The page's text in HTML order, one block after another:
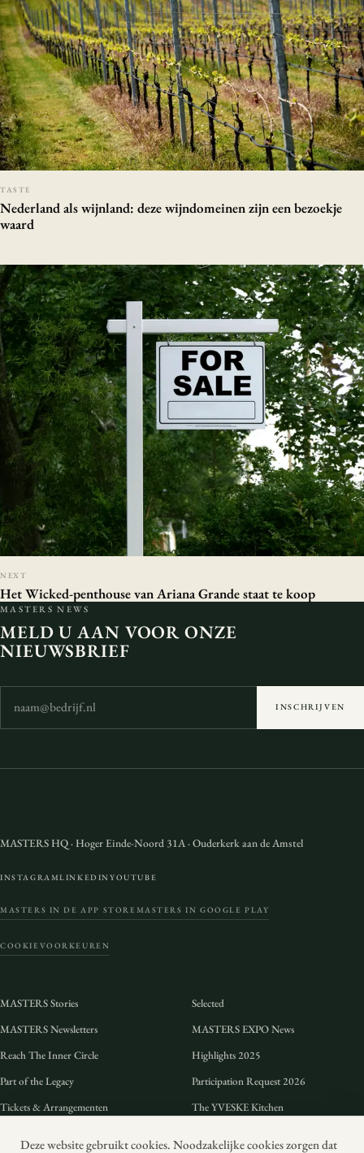
TASTE
Nederland als wijnland: deze wijndomeinen zijn een bezoekje
waard
NEXT
Het Wicked-penthouse van Ariana Grande staat te koop
MASTERS NEWS
MELD U AAN VOOR ONZE
NIEUWSBRIEF
INSCHRIJVEN
MASTERS HQ·Hoger Einde-Noord 31A·Ouderkerk aan de Amstel
INSTAGRAMLINKEDINYOUTUBE
MASTERS IN DE APP STOREMASTERS IN GOOGLE PLAY
COOKIEVOORKEUREN
MASTERS Stories
Selected
MASTERS Newsletters
MASTERS EXPO News
Reach The Inner Circle
Highlights 2025
Part of the Legacy
Participation Request 2026
Tickets & Arrangementen
The YVESKE Kitchen
Deze website gebruikt cookies. Noodzakelijke cookies zorgen dat